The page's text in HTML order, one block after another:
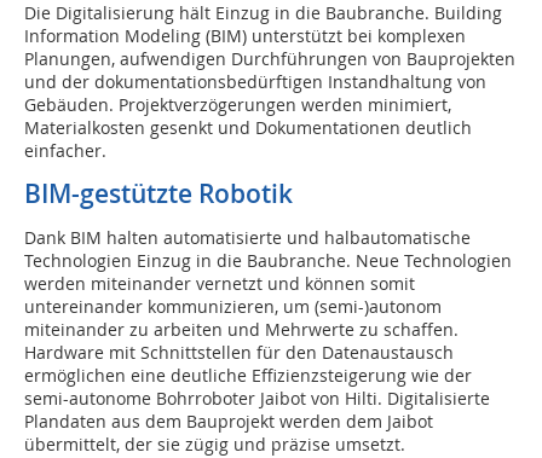
Die Digitalisierung hält Einzug in die Baubranche. Building
Information Modeling (BIM) unterstützt bei komplexen
Planungen, aufwendigen Durchführungen von Bauprojekten
und der dokumentationsbedürftigen Instandhaltung von
Gebäuden. Projektverzögerungen werden minimiert,
Materialkosten gesenkt und Dokumentationen deutlich
einfacher.
BIM-gestützte Robotik
Dank BIM halten automatisierte und halbautomatische
Technologien Einzug in die Baubranche. Neue Technologien
werden miteinander vernetzt und können somit
untereinander kommunizieren, um (semi-)autonom
miteinander zu arbeiten und Mehrwerte zu schaffen.
Hardware mit Schnittstellen für den Datenaustausch
ermöglichen eine deutliche Effizienzsteigerung wie der
semi-autonome Bohrroboter Jaibot von Hilti. Digitalisierte
Plandaten aus dem Bauprojekt werden dem Jaibot
übermittelt, der sie zügig und präzise umsetzt.